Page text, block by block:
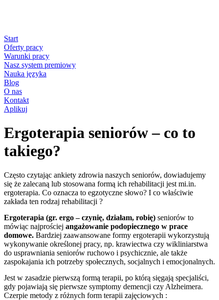
Start
Oferty pracy
Warunki pracy
Nasz system premiowy
Nauka języka
Blog
O nas
Kontakt
Aplikuj
Ergoterapia seniorów – co to
takiego?
Często czytając ankiety zdrowia naszych seniorów, dowiadujemy
się że zalecaną lub stosowana formą ich rehabilitacji jest mi.in.
ergoterapia. Co oznacza to egzotyczne słowo? I co właściwie
zakłada ten rodzaj rehabilitacji ?
Ergoterapia (gr. ergo – czynię, działam, robię) seniorów to
mówiąc najprościej angażowanie podopiecznego w prace
domowe. Bardziej zaawansowane formy ergoterapii wykorzystują
wykonywanie określonej pracy, np. krawiectwa czy wikliniarstwa
do usprawniania seniorów ruchowo i psychicznie, ale także
zaspokajania ich potrzeby społecznych, socjalnych i emocjonalnych.
Jest w zasadzie pierwszą formą terapii, po którą sięgają specjaliści,
gdy pojawiają się pierwsze symptomy demencji czy Alzheimera.
Czerpie metody z różnych form terapii zajęciowych :